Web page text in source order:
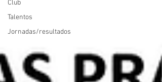
Club
Talentos
Jornadas/resultados